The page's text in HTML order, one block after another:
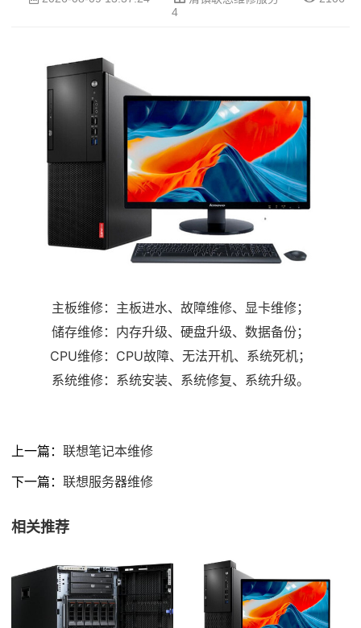
4
主板维修：主板进水、故障维修、显卡维修；
储存维修：内存升级、硬盘升级、数据备份；
CPU维修：CPU故障、无法开机、系统死机；
系统维修：系统安装、系统修复、系统升级。
上一篇： 联想笔记本维修
下一篇： 联想服务器维修
相关推荐